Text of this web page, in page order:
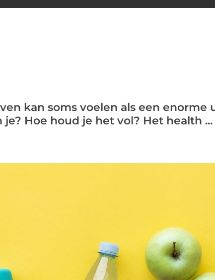
kan soms voelen als een enorme
je? Hoe houd je het vol? Het health ...